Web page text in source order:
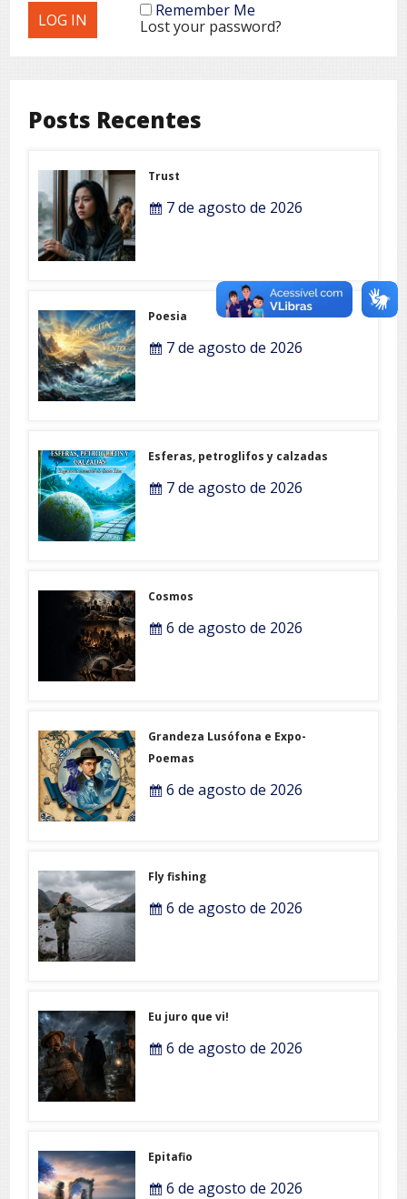
Remember Me
Lost your password?
Posts Recentes
Trust
7 de agosto de 2026
Poesia
7 de agosto de 2026
Esferas, petroglifos y calzadas
7 de agosto de 2026
Cosmos
6 de agosto de 2026
Grandeza Lusófona e Expo-
Poemas
6 de agosto de 2026
Fly fishing
6 de agosto de 2026
Eu juro que vi!
6 de agosto de 2026
Epitafio
6 de agosto de 2026